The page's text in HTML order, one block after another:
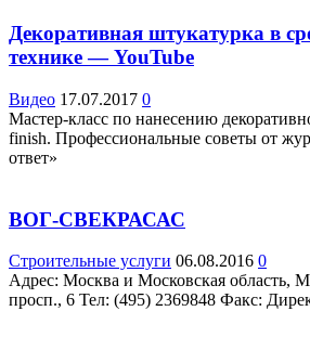
Декоративная штукатурка в
технике — YouTube
Видео 17.07.2017 0
Мастер-класс по нанесению
finish. Профессиональные советы от
ответ»
ВОГ-СВЕКРАСАС
Строительные услуги 06.08.2016 0
Адрес: Москва и Московская область,
просп., 6 Teл: (495) 2369848 Факс: